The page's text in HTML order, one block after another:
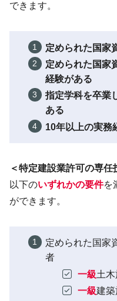
できます。
定められた国家
定められた国家
経験がある
指定学科を卒業
ある
10年以上の実務
＜特定建設業許可の専任
以下のいずれかの要件を
ができます。
定められた国家
者
一級土
一級建